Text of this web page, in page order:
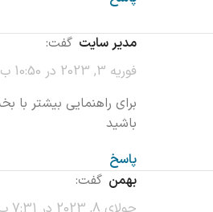
مدیر سایت گفت:
فوریه 3, 2023 در 10:50 ب.ظ
برای راهنمایی بیشتر با
باشید
پاسخ
بهمن گفت: